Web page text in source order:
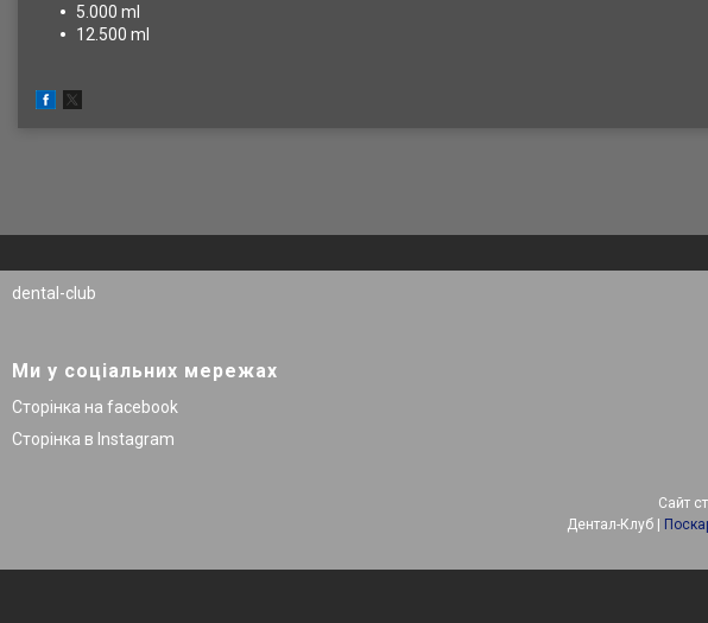
5.000 ml
12.500 ml
dental-club
Ми у соціальних мережах
Сторінка на facebook
Сторінка в Instagram
Сайт